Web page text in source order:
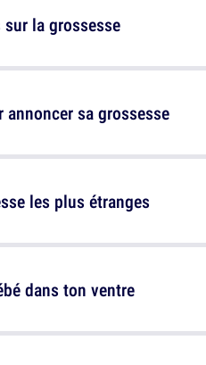
sa grossesse
dans ton ventre
la grossesse
les plus étranges